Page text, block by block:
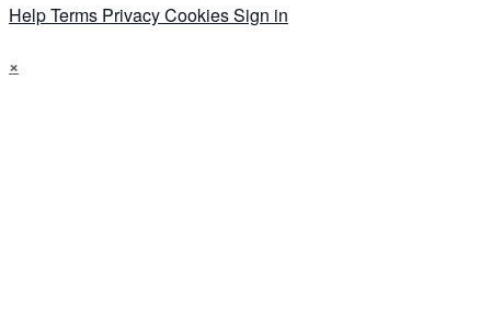
HelpTerms PrivacyCookiesSign in
×